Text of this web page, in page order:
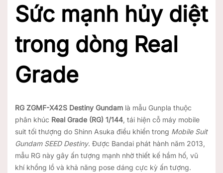
Sức mạnh hủy diệt
trong dòng Real
Grade
RG ZGMF-X42S Destiny Gundam là mẫu Gunpla thuộc
phân khúc Real Grade (RG) 1/144, tái hiện cỗ máy mobile
suit tối thượng do Shinn Asuka điều khiển trong Mobile Suit
Gundam SEED Destiny. Được Bandai phát hành năm 2013,
mẫu RG này gây ấn tượng mạnh nhờ thiết kế hầm hố, vũ
khí khổng lồ và khả năng pose dáng cực kỳ ấn tượng.